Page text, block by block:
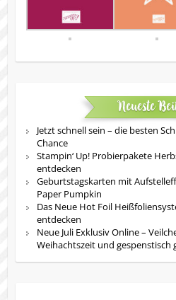
Neueste
Jetzt schnell sein – die besten
Chance
Stampin‘ Up! Probierpakete
entdecken
Geburtstagskarten mit
Paper Pumpkin
Das Neue Hot Foil
entdecken
Neue Juli Exklusiv Online –
Weihachtszeit und gespenstisch